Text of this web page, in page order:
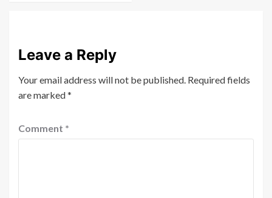
Leave a Reply
Your email address will not be published. Required fields
are marked*
Comment *